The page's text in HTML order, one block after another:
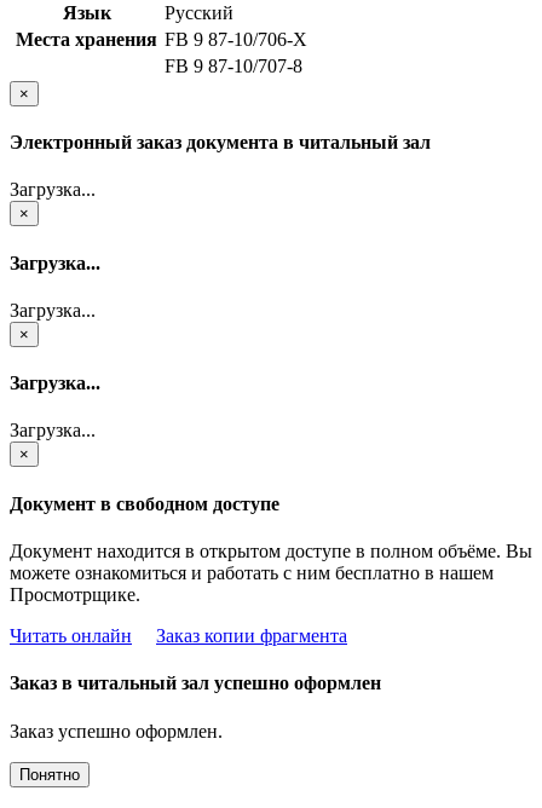
Язык
Русский
Места хранения FB 9 87-10/706-Х
FB 9 87-10/707-8
×
Электронный заказ документа в читальный зал
Загрузка...
×
Загрузка...
Загрузка...
×
Загрузка...
Загрузка...
×
Документ в свободном доступе
Документ находится в открытом доступе в полном объёме. Вы
можете ознакомиться и работать с ним бесплатно в нашем
Просмотрщике.
Читать онлайн
Заказ копии фрагмента
Заказ в читальный зал успешно оформлен
Заказ успешно оформлен.
Понятно